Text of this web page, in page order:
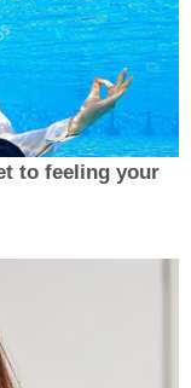
to feeling your